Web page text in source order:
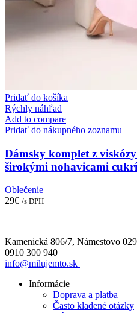
Pridať do košíka
Rýchly náhľad
Add to compare
Pridať do nákupného zoznamu
Dámsky komplet z
širokými nohavicami
Oblečenie
29€ /s DPH
Kamenická 806/7, Námestovo
0910 300 940
info@milujemto.sk
Informácie
Doprava a platba
Často kladené otázky